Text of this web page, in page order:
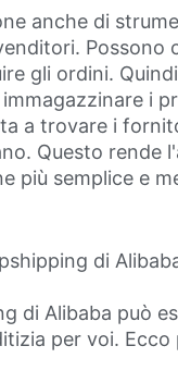
anche di
Possono
gli ordini.
i
a trovare i
Questo rende
più semplice e
di
di Alibaba può
per voi. Ecco